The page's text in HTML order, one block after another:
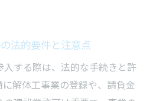
法的要件と注意点
する際は、法的な手続きと許
解体工事業の登録や、請負金